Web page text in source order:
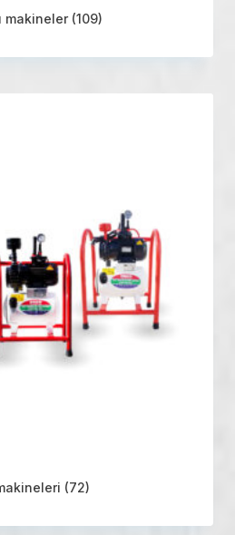
makineler (109)
(72)